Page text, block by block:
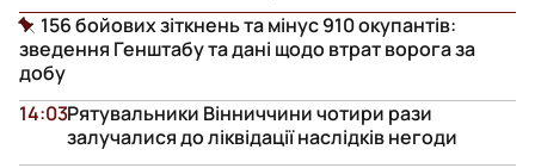
156 бойових зіткнень та мінус 910 окупантів:
зведення Генштабу та дані щодо втрат ворога за
добу
Рятувальники Вінниччини чотири рази
залучалися до ліквідації наслідків негоди
14:03